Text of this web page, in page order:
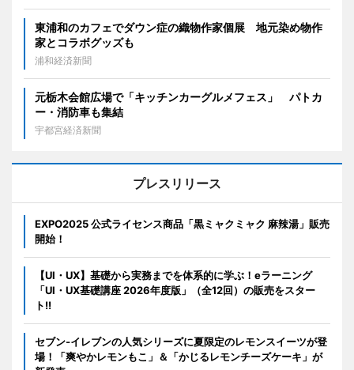
東浦和のカフェでダウン症の織物作家個展 地元染め物作
家とコラボグッズも
浦和経済新聞
元栃木会館広場で「キッチンカーグルメフェス」 パトカ
ー・消防車も集結
宇都宮経済新聞
プレスリリース
EXPO2025 公式ライセンス商品「黒ミャクミャク 麻辣湯」販売
開始！
【UI・UX】基礎から実務までを体系的に学ぶ！eラーニング
「UI・UX基礎講座 2026年度版」（全12回）の販売をスター
ト!!
セブン‐イレブンの人気シリーズに夏限定のレモンスイーツが登
場！「爽やかレモンもこ」＆「かじるレモンチーズケーキ」が